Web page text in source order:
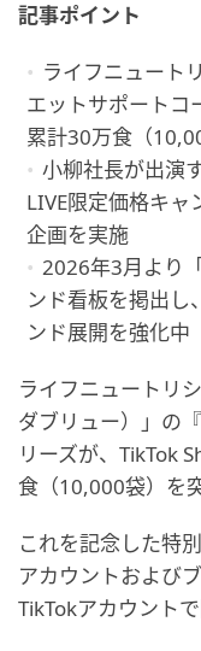
記事ポイント
ライフニュート
エットサポートコ
累計30万食（
小柳社長が出演
LIVE限定価格キャ
企画を実施
2026年3月より
ンド看板を掲出し
ンド展開を強化中
ライフニュートリ
ダブリュー）」の
リーズが、TikTok
食（10,000袋）を
これを記念した特
アカウントおよび
TikTokアカウントで